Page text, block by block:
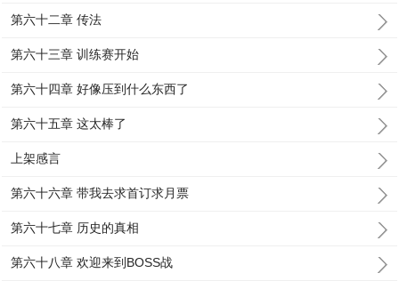
第六十二章 传法
第六十三章 训练赛开始
第六十四章 好像压到什么东西了
第六十五章 这太棒了
上架感言
第六十六章 带我去求首订求月票
第六十七章 历史的真相
第六十八章 欢迎来到BOSS战